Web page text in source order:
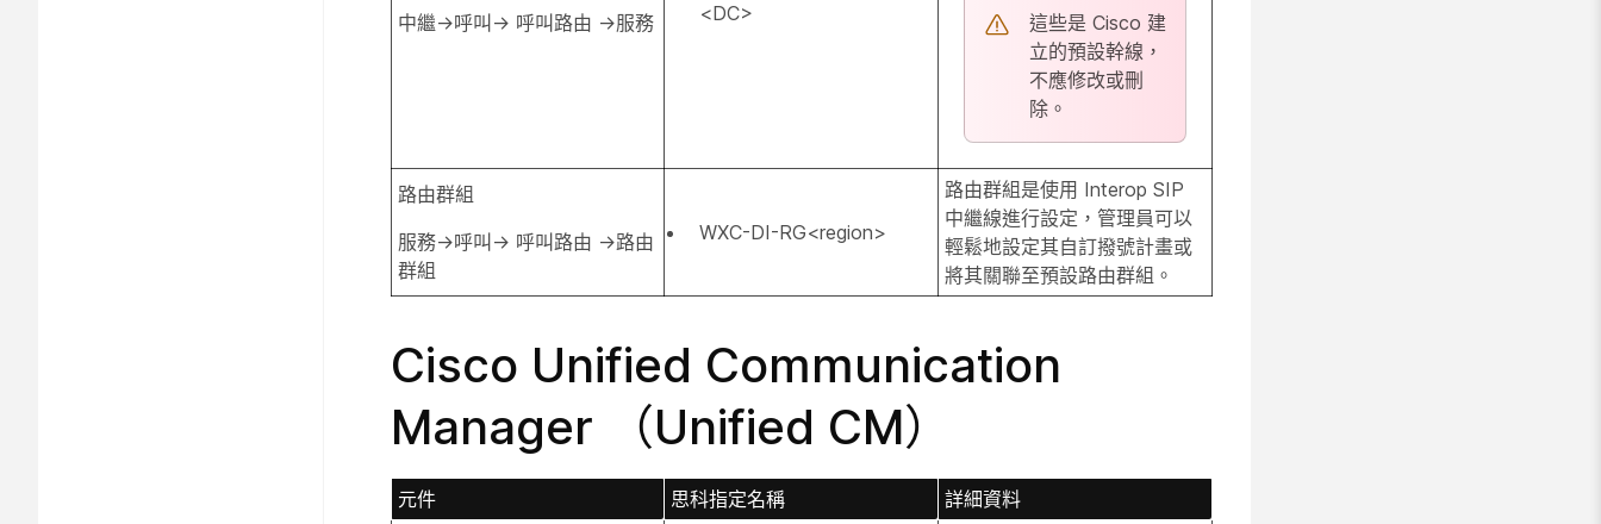
中繼→呼叫→ 呼叫路由 →服務
<DC>
這些是 Cisco 建
立的預設幹線，
不應修改或刪
除。
路由群組
服務→呼叫→ 呼叫路由 →路由
群組
WXC-DI-RG<region>
路由群組是使用 Interop SIP
中繼線進行設定，管理員可以
輕鬆地設定其自訂撥號計畫或
將其關聯至預設路由群組。
Cisco Unified Communication
Manager （Unified CM）
元件 思科指定名稱 詳細資料